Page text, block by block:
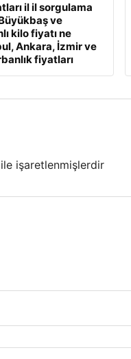
il il sorgulama
ve
kilo fiyatı ne
Ankara, İzmir ve
fiyatları
ile işaretlenmişlerdir